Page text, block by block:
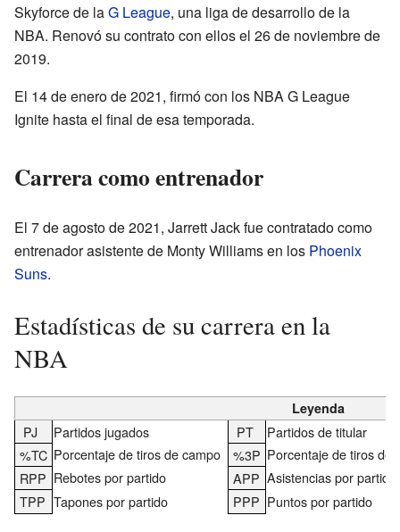
Skyforce de laG League, una liga de desarrollo de la
NBA. Renovó su contrato con ellos el 26 de noviembre de
2019.
El 14 de enero de 2021, firmó con los NBA G League
Ignite hasta el final de esa temporada.
Carrera como entrenador
El 7 de agosto de 2021, Jarrett Jack fue contratado como
entrenador asistente de Monty Williams en los Phoenix
Suns.
Estadísticas de su carrera en la
NBA
Leyenda
PJ Partidos jugados PT
Partidos de titular
%TC Porcentaje de tiros de campo %3P Porcentaje de tiros de
RPP Rebotes por partido APP Asistencias por partido
TPP Tapones por partido PPP Puntos por partido